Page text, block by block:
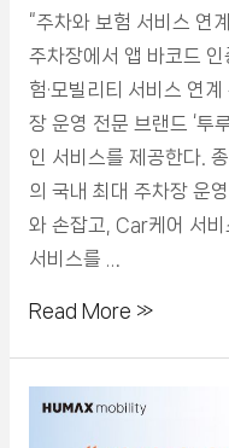
“주차와 보험 서비스 연
주차장에서 앱 바코드
험·모빌리티 서비스 연
장 운영 전문 브랜드 ‘투
인 서비스를 제공한다.
의 국내 최대 주차장 운
와 손잡고, Car케어 서
서비스를 …
Read More »